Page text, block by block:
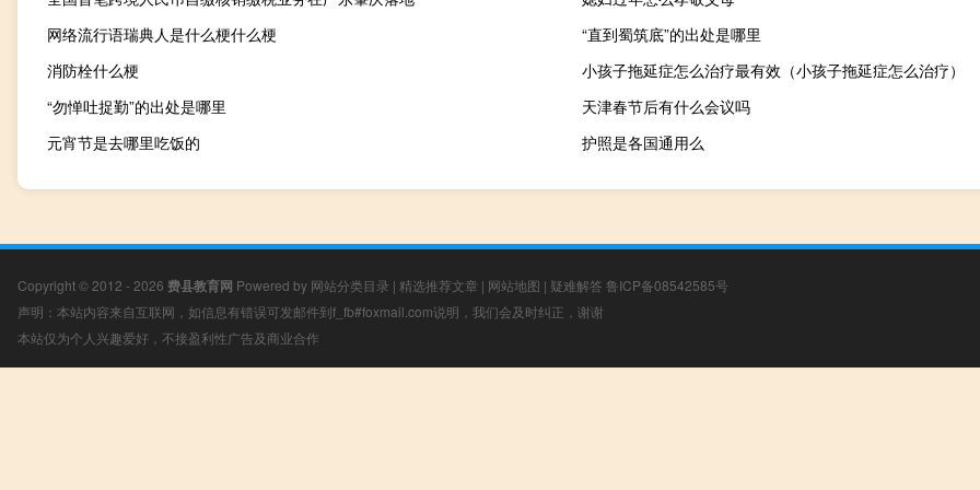
网络流行语瑞典人是什么梗什么梗
“直到蜀筑底”的出处是哪里
消防栓什么梗
小孩子拖延症怎么治疗最有效（小孩子拖延症怎么治疗）
“勿惮吐捉勤”的出处是哪里
天津春节后有什么会议吗
元宵节是去哪里吃饭的
护照是各国通用么
Copyright © 2012 - 2026 费县教育网 Powered by 网站分类目录 | 精选推荐文章 | 网站地图 | 疑难解答 鲁ICP备08542585号
声明：本站内容来自互联网，如信息有错误可发邮件到f_fb#foxmail.com说明，我们会及时纠正，谢谢
本站仅为个人兴趣爱好，不接盈利性广告及商业合作